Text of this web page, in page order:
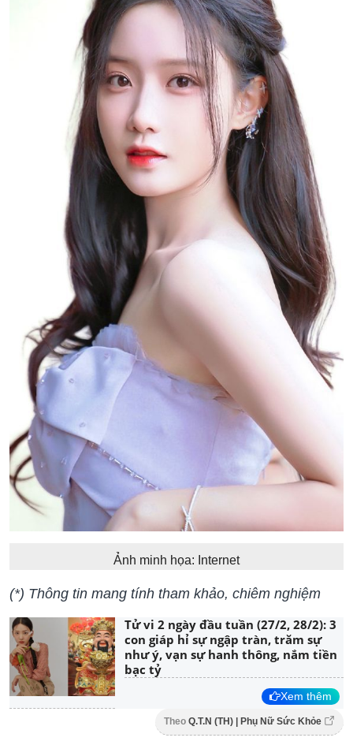
Ảnh minh họa: Internet
(*) Thông tin mang tính tham khảo, chiêm nghiệm
Tử vi 2 ngày đầu tuần (27/2, 28/2): 3
con giáp hỉ sự ngập tràn, trăm sự
như ý, vạn sự hanh thông, nắm tiền
bạc tỷ
Xem thêm
Theo Q.T.N (TH) | Phụ Nữ Sức Khỏe